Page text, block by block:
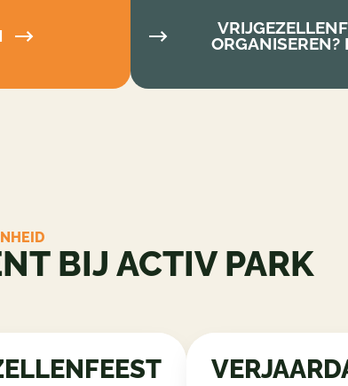
ORGANISEREN?
BIJ ACTIV PARK